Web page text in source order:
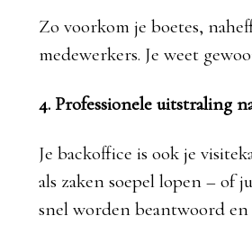
Zo voorkom je boetes,
medewerkers. Je weet
4. Professionele uitstraling
Je backoffice is ook je
als zaken soepel lopen – of
snel worden beantwoord